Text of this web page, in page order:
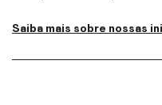
Saiba mais sobre nossas